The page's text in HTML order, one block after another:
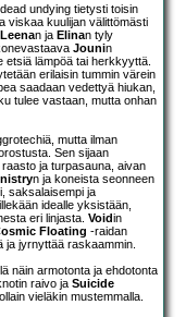
undying tietysti toisin
viskaa kuulijan välittömästi
Leenan ja Elinan tyly
Jounin
etsiä lämpöä tai herkkyyttä.
erilaisin tummin värein
saadaan vedettyä hiukan,
tulee vastaan, mutta onhan
mutta ilman
Sen sijaan
ja turpasauna, aivan
n ja koneista seonneen
saksalaisempi ja
idealle yksistään,
eri linjasta. Voidin
Floating -raidan
ja jyrnyttää raskaammin.
näin armotonta ja ehdotonta
raivo ja Suicide
vieläkin mustemmalla.